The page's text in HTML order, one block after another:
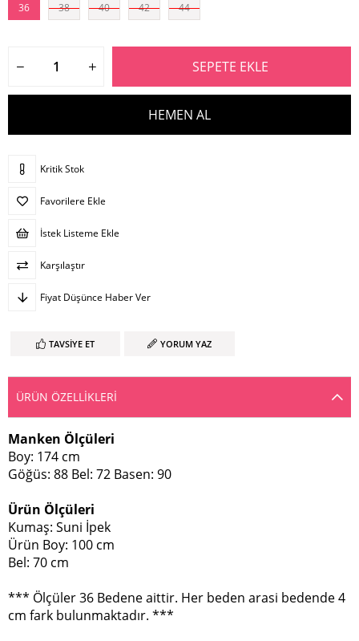
36 38 40 42 44
Kritik Stok
Favorilere Ekle
İstek Listeme Ekle
Karşılaştır
Fiyat Düşünce Haber Ver
TAVSIYE ET YORUM YAZ
ÜRÜN ÖZELLIKLERI
Manken Ölçüleri
Boy: 174 cm
Göğüs: 88 Bel: 72 Basen: 90
Ürün Ölçüleri
Kumaş: Suni İpek
Ürün Boy: 100 cm
Bel: 70 cm
*** Ölçüler 36 Bedene aittir. Her beden arasi bedende 4
cm fark bulunmaktadır. ***